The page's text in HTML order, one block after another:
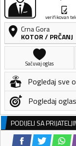
verifikovan
Crna Gora
KOTOR/ PRČANJ
Sačuvaj oglas
Pogledaj sve
Pogledaj
PODIJELI SA